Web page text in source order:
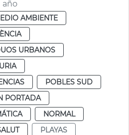
año
AMBIENTE
URBANOS
POBLES SUD
PORTADA
NORMAL
PLAYAS